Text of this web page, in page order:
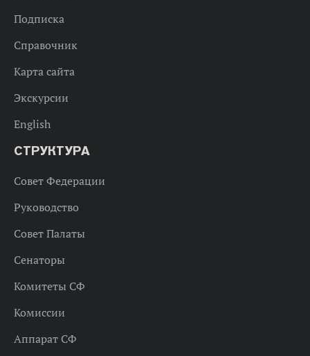
Подписка
Справочник
Карта сайта
Экскурсии
English
СТРУКТУРА
Совет Федерации
Руководство
Совет Палаты
Сенаторы
Комитеты СФ
Комиссии
Аппарат СФ